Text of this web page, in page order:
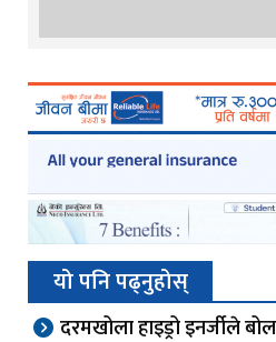
यो पनि पढ्नुहोस्
दरमखोला हाइड्रो इनर्जीले